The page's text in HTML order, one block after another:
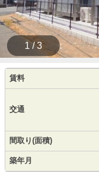
1 / 3
賃料
交通
間取り(面積)
築年月